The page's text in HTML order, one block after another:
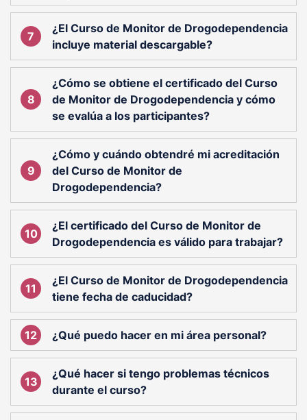
¿El Curso de Monitor de Drogodependencia
incluye material descargable?
¿Cómo se obtiene el certificado del Curso
de Monitor de Drogodependencia y cómo
se evalúa a los participantes?
¿Cómo y cuándo obtendré mi acreditación
del Curso de Monitor de
Drogodependencia?
¿El certificado del Curso de Monitor de
Drogodependencia es válido para trabajar?
¿El Curso de Monitor de Drogodependencia
tiene fecha de caducidad?
¿Qué puedo hacer en mi área personal?
¿Qué hacer si tengo problemas técnicos
durante el curso?